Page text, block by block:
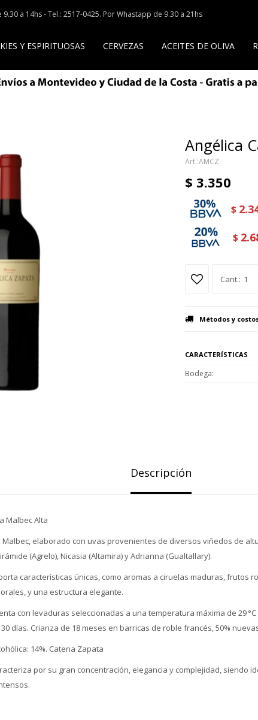
Y ESPIRITUOSAS CERVEZAS ACEITES DE OLIVA
a 14hs - Tel.: 2517-0425. Por Whastapp de 9.30 a 21hs
Angélica
AMCZ
$ 3.350
$
$
1
Métodos y
CARACTERÍSTICAS
Bodega
Descripción
Malbec Alta
Malbec, elaborado con uvas provenientes de diversos viñedos de
(Agrelo), Nicasia (Altamira) y Adrianna (Gualtallary).
características únicas, como aromas a ciruelas maduras, frutos
y una estructura elegante.
con levaduras seleccionadas a una temperatura máxima de 29
días. Crianza de 18 meses en barricas de roble francés, 50%
14%. Catena Zapata
por su gran concentración, elegancia y complejidad, siendo